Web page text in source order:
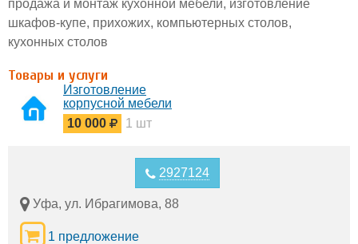
продажа и монтаж кухонной мебели, изготовление
шкафов-купе, прихожих, компьютерных столов,
кухонных столов
Товары и услуги
Изготовление
корпусной мебели
10 000
1 шт
2927124
Уфа, ул. Ибрагимова, 88
1 предложение